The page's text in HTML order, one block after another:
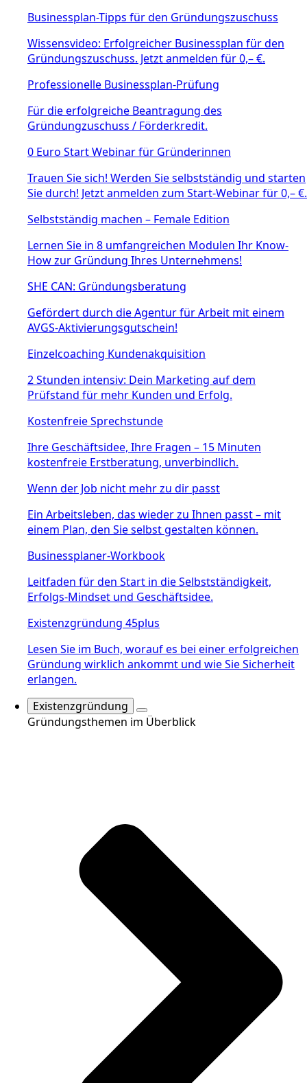
Businessplan-Tipps für den Gründungszuschuss
Wissensvideo: Erfolgreicher Businessplan für den
Gründungszuschuss. Jetzt anmelden für 0,– €.
Professionelle Businessplan-Prüfung
Für die erfolgreiche Beantragung des
Gründungzuschuss / Förderkredit.
0 Euro Start Webinar für Gründerinnen
Trauen Sie sich! Werden Sie selbstständig und starten
Sie durch! Jetzt anmelden zum Start-Webinar für 0,– €.
Selbstständig machen – Female Edition
Lernen Sie in 8 umfangreichen Modulen Ihr Know-
How zur Gründung Ihres Unternehmens!
SHE CAN: Gründungsberatung
Gefördert durch die Agentur für Arbeit mit einem
AVGS-Aktivierungsgutschein!
Einzelcoaching Kundenakquisition
2 Stunden intensiv: Dein Marketing auf dem
Prüfstand für mehr Kunden und Erfolg.
Kostenfreie Sprechstunde
Ihre Geschäftsidee, Ihre Fragen – 15 Minuten
kostenfreie Erstberatung, unverbindlich.
Wenn der Job nicht mehr zu dir passt
Ein Arbeitsleben, das wieder zu Ihnen passt – mit
einem Plan, den Sie selbst gestalten können.
Businessplaner-Workbook
Leitfaden für den Start in die Selbstständigkeit,
Erfolgs-Mindset und Geschäftsidee.
Existenzgründung 45plus
Lesen Sie im Buch, worauf es bei einer erfolgreichen
Gründung wirklich ankommt und wie Sie Sicherheit
erlangen.
Existenzgründung
Gründungsthemen im Überblick